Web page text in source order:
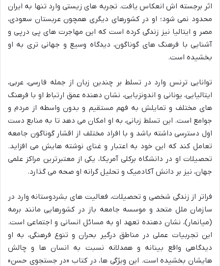
اثر برجسته اش انعکاس یافت. تجربه های زیستی وارد تنها به ایران
محدود نمی شود؛ او در کشورهای دیگری همچون عربستان سعودی،
مصر و ایتالیا نیز زندگی کرده است که این مهاجرت های پی درپی و
آشنایی با فرهنگ های گوناگون، دیدگاه وسیع و جهانی تری به او
بخشیده است.
توانایی ترنس وارد در تسلط بر چندین زبان از جمله فارسی، عربی،
ایتالیایی، یونانی و اندونزیایی، نشان دهنده عمق ارتباط او با فرهنگ
های مختلف و تمایلش به فهم مستقیم و بدون واسطه از مردم و
جوامع است. این تسلط زبانی، به او امکان می دهد تا به منابع دست
اول دسترسی داشته باشد و با افراد مختلف از اقشار گوناگون جامعه
تعامل کند که این خود به اعتبار و غنای نوشته هایش می افزاید.
تحصیلات او در دانشگاه برکلی آمریکا، یکی از معتبرترین مراکز علمی
جهان، نیز بر دانش آکادمیک و تحلیل گرانه او صحه می گذارد.
فراتر از زندگی شخصی و تحصیلات، فعالیت های بشردوستانه وارد در
سازمان ملل متحد و موسسه جامعه باز در کشورهایی مانند برمه
(میانمار)، نشان دهنده تعهد او به مسائل انسانی و اجتماعی است.
این تجربیات عملی در مناطق درگیر بحران و تنوع فرهنگی، به او
دیدگاهی واقع بینانه و همدلانه نسبت به انسان ها و چالش
هایشان بخشیده است. این ویژگی ها، در کتاب «در جستجوی حسن»